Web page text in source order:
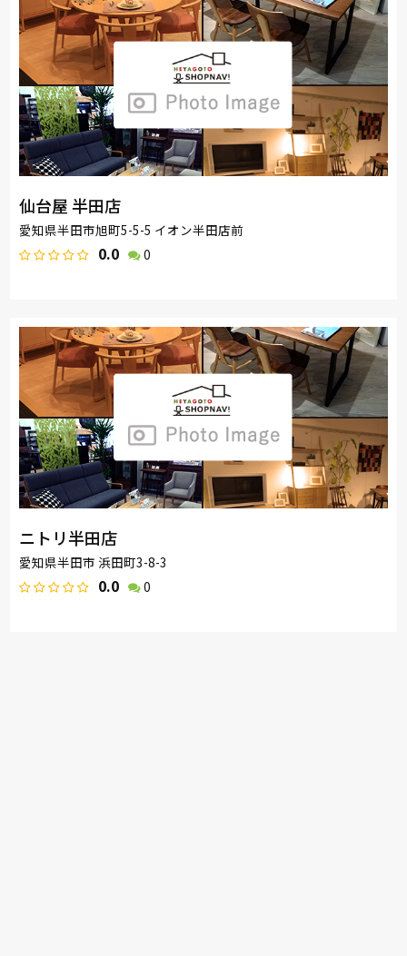
仙台屋 半田店
愛知県半田市旭町5-5-5 イオン半田店前
0.0 0
ニトリ半田店
愛知県半田市 浜田町3-8-3
0.0 0